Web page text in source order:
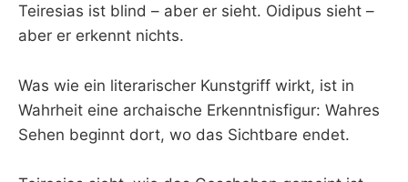
Teiresias ist blind – aber er sieht. Oidipus sieht –
aber er erkennt nichts.
Was wie ein literarischer Kunstgriff wirkt, ist in
Wahrheit eine archaische Erkenntnisfigur: Wahres
Sehen beginnt dort, wo das Sichtbare endet.